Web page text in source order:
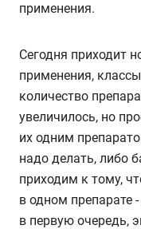
применения.
Сегодня приходит
применения,
количество
увеличилось, но
их одним
надо делать, либо
приходим к тому,
в одном препарате
в первую очередь,